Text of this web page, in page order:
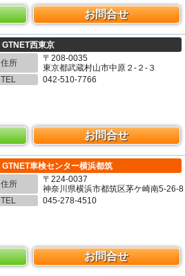
お問合せ
GTNET西東京
住所
〒208-0035
東京都武蔵村山市中原２-２-３
TEL
042-510-7766
お問合せ
GTNET車検センター横浜都筑
住所
〒224-0037
神奈川県横浜市都筑区茅ケ崎南5-26-8
TEL
045-278-4510
お問合せ